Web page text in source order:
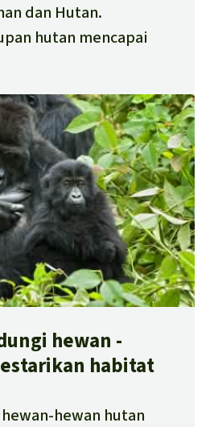
dan Hutan.
hutan mencapai
hewan -
habitat
hewan hutan